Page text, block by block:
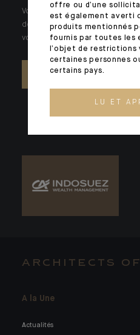
Votre patrimoine est unique et
des problématiques singulières.
votre écoute.
ARCHITECTS
A la Une
Actualités
offre ou d’une
est également averti
produits mentionnés
fournis par toutes les
l’objet de restrictions
certaines personnes
certains pays.
LU ET